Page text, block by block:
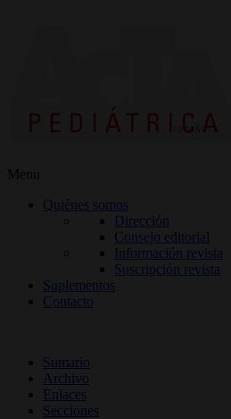
Menu
Quiénes somos
Dirección
Consejo editorial
Información revista
Suscripción revista
Suplementos
Contacto
Sumario
Archivo
Enlaces
Secciones